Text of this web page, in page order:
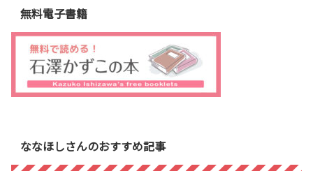
無料電子書籍
ななほしさんのおすすめ記事